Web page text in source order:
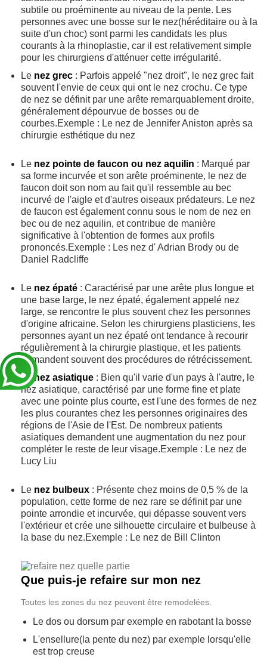
subtile ou proéminente au niveau de la pente. Les
personnes avec une bosse sur le nez(héréditaire ou à la
suite d'un choc) sont parmi les candidats les plus
courants à la rhinoplastie, car il est relativement simple
pour les chirurgiens d'atténuer cette irrégularité.
Le nez grec : Parfois appelé "nez droit", le nez grec fait
souvent l'envie de ceux qui ont le nez crochu. Ce type
de nez se définit par une arête remarquablement droite,
généralement dépourvue de bosses ou de
courbes.Exemple : Le nez de Jennifer Aniston après sa
chirurgie esthétique du nez
Le nez pointe de faucon ou nez aquilin : Marqué par
sa forme incurvée et son arête proéminente, le nez de
faucon doit son nom au fait qu'il ressemble au bec
incurvé de l'aigle et d'autres oiseaux prédateurs. Le nez
de faucon est également connu sous le nom de nez en
bec ou de nez aquilin, et contribue de manière
significative à l'obtention de formes aux profils
prononcés.Exemple : Les nez d' Adrian Brody ou de
Daniel Radcliffe
Le nez épaté : Caractérisé par une arête plus longue et
une base large, le nez épaté, également appelé nez
large, se rencontre le plus souvent chez les personnes
d'origine africaine. Selon les chirurgiens plasticiens, les
personnes ayant un nez épaté ont tendance à recourir
régulièrement à la chirurgie plastique, et les patients
demandent souvent des procédures de rétrécissement.
Lenez asiatique : Bien qu'il varie d'un pays à l'autre, le
nez asiatique, caractérisé par une forme fine et plate
avec une pointe plus courte, est l'une des formes de nez
les plus courantes chez les personnes originaires des
régions de l'Asie de l'Est. De nombreux patients
asiatiques demandent une augmentation du nez pour
compléter le reste de leur visage.Exemple : Le nez de
Lucy Liu
Le nez bulbeux : Présente chez moins de 0,5 % de la
population, cette forme de nez rare se définit par une
pointe arrondie et incurvée, qui dépasse souvent vers
l'extérieur et crée une silhouette circulaire et bulbeuse à
la base du nez.Exemple : Le nez de Bill Clinton
Que puis-je refaire sur mon nez
Toutes les zones du nez peuvent être remodelées.
Le dos ou dorsum par exemple en rabotant la bosse
L'ensellure(la pente du nez) par exemple lorsqu'elle
est trop creuse